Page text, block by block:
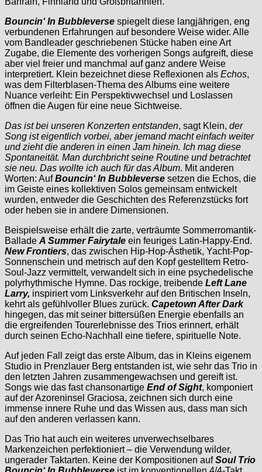
Bouncin‘ In Bubbleverse spiegelt diese langjährigen, eng
verbundenen Erfahrungen auf besondere Weise wider. Alle
vom Bandleader geschriebenen Stücke haben eine Art
Zugabe, die Elemente des vorherigen Songs aufgreift, diese
aber viel freier und manchmal auf ganz andere Weise
interpretiert. Klein bezeichnet diese Reflexionen als Echos,
was dem Filterblasen-Thema des Albums eine weitere
Nuance verleiht: Ein Perspektivwechsel und Loslassen
öffnen die Augen für eine neue Sichtweise.
Das ist bei unseren Konzerten entstanden, sagt Klein, der
Song ist eigentlich vorbei, aber jemand macht einfach weiter
und zieht die anderen in einen Jam hinein. Ich mag diese
Spontaneität. Man durchbricht seine Routine und betrachtet
sie neu. Das wollte ich auch für das Album. Mit anderen
Worten: AufBouncin‘ In Bubbleverse setzen die Echos, die
im Geiste eines kollektiven Solos gemeinsam entwickelt
wurden, entweder die Geschichten des Referenzstücks fort
oder heben sie in andere Dimensionen.
Beispielsweise erhält die zarte, verträumte Sommerromantik-
Ballade A Summer Fairytale ein feuriges Latin-Happy-End.
New Frontiers, das zwischen Hip-Hop-Ästhetik, Yacht-Pop-
Sonnenschein und metrisch auf den Kopf gestelltem Retro-
Soul-Jazz vermittelt, verwandelt sich in eine psychedelische
polyrhythmische Hymne. Das rockige, treibende Left Lane
Larry, inspiriert vom Linksverkehr auf den Britischen Inseln,
kehrt als gefühlvoller Blues zurück. Capetown After Dark
hingegen, das mit seiner bittersüßen Energie ebenfalls an
die ergreifenden Tourerlebnisse des Trios erinnert, erhält
durch seinen Echo-Nachhall eine tiefere, spirituelle Note.
Auf jeden Fall zeigt das erste Album, das in Kleins eigenem
Studio in Prenzlauer Berg entstanden ist, wie sehr das Trio in
den letzten Jahren zusammengewachsen und gereift ist.
Songs wie das fast chansonartige End of Sight, komponiert
auf der Azoreninsel Graciosa, zeichnen sich durch eine
immense innere Ruhe und das Wissen aus, dass man sich
auf den anderen verlassen kann.
Das Trio hat auch ein weiteres unverwechselbares
Markenzeichen perfektioniert – die Verwendung wilder,
ungerader Taktarten. Keine der Kompositionen aufSoul Trio